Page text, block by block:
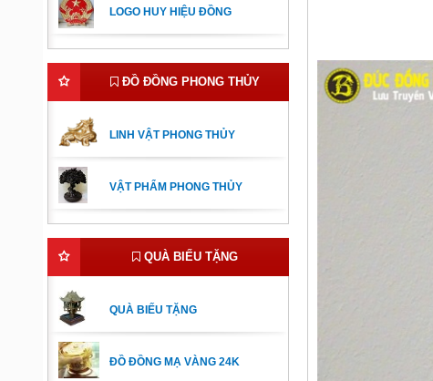
LOGO HUY HIỆU ĐỒNG
ĐỒ ĐỒNG PHONG THỦY
LINH VẬT PHONG THỦY
VẬT PHẨM PHONG THỦY
QUÀ BIẾU TẶNG
QUÀ BIẾU TẶNG
ĐỒ ĐỒNG MẠ VÀNG 24K